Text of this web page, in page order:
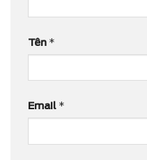
Tên *
Email *